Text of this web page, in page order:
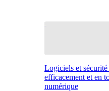
Logiciels et
efficacement et en
numérique